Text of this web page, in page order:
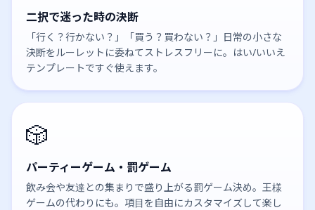
二択で迷った時の決断
「行く？行かない？」「買う？買わない？」日常の小さな
決断をルーレットに委ねてストレスフリーに。はい/いいえ
テンプレートですぐ使えます。
🎲
パーティーゲーム・罰ゲーム
飲み会や友達との集まりで盛り上がる罰ゲーム決め。王様
ゲームの代わりにも。項目を自由にカスタマイズして楽し